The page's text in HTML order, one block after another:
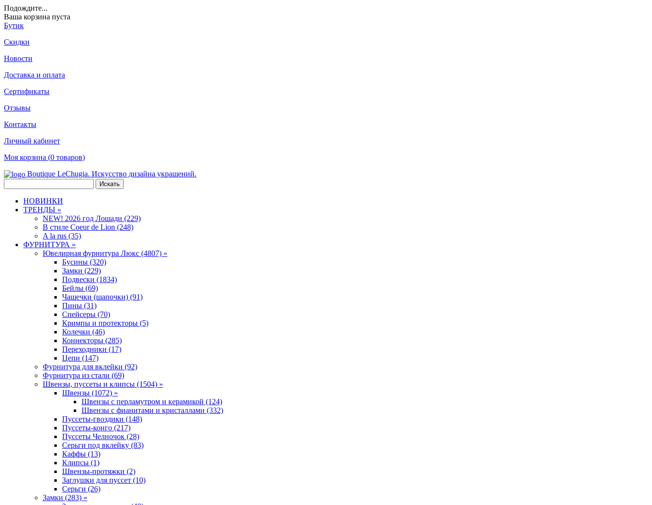
Подождите...
Ваша корзина пуста
Бутик
Скидки
Новости
Доставка и оплата
Сертификаты
Отзывы
Контакты
Личный кабинет
Моя корзина (0 товаров)
Boutique LeChugia. Искусство дизайна украшений.
НОВИНКИ
ТРЕНДЫ »
NEW! 2026 год Лошади (229)
В стиле Coeur de Lion (248)
A la rus (35)
ФУРНИТУРА »
Ювелирная фyрнитyра Люкс (4807) »
Бусины (320)
Замки (229)
Подвески (1834)
Бейлы (69)
Чашечки (шапочки) (91)
Пины (31)
Спейсеры (70)
Кримпы и протекторы (5)
Колечки (46)
Коннекторы (285)
Переходники (17)
Цепи (147)
Фурнитура для вклейки (92)
Фурнитура из стали (69)
Швензы, пуссеты и клипсы (1504) »
Швензы (1072) »
Швензы с перламутром и керамикой (124)
Швензы с фианитами и кристаллами (332)
Пуссеты-гвоздики (148)
Пуссеты-конго (217)
Пуссеты Челночок (28)
Серьги под вклейку (83)
Каффы (13)
Клипсы (1)
Швензы-протяжки (2)
Заглушки для пуссет (10)
Серьги (26)
Замки (283) »